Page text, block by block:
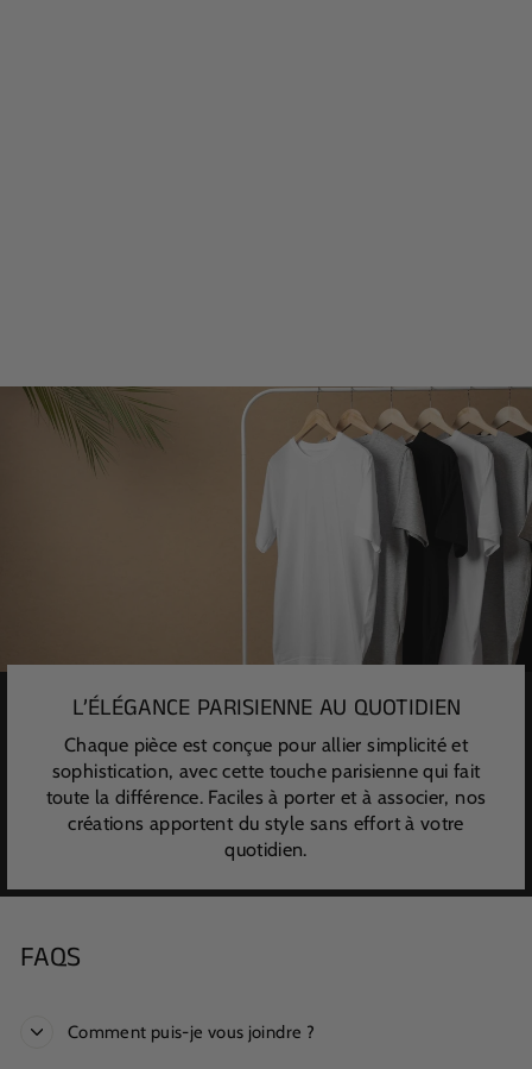
L’ÉLÉGANCE PARISIENNE AU QUOTIDIEN
Chaque pièce est conçue pour allier simplicité et
sophistication, avec cette touche parisienne qui fait
toute la différence. Faciles à porter et à associer, nos
créations apportent du style sans effort à votre
quotidien.
FAQS
Comment puis-je vous joindre ?